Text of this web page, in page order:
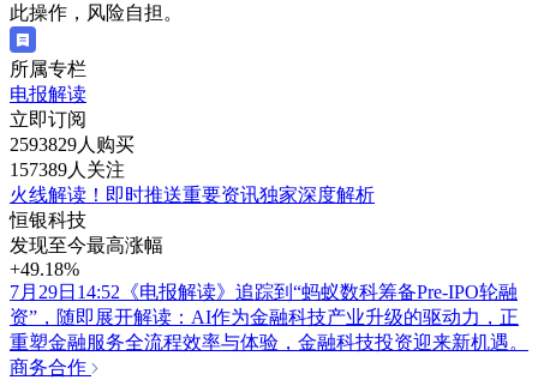
此操作，风险自担。
所属专栏
电报解读
立即订阅
2593829人购买
157389人关注
火线解读！即时推送重要资讯独家深度解析
恒银科技
发现至今最高涨幅
+49.18%
7月29日14:52《电报解读》追踪到“蚂蚁数科筹备Pre-IPO轮融
资”，随即展开解读：AI作为金融科技产业升级的驱动力，正
重塑金融服务全流程效率与体验，金融科技投资迎来新机遇。
商务合作